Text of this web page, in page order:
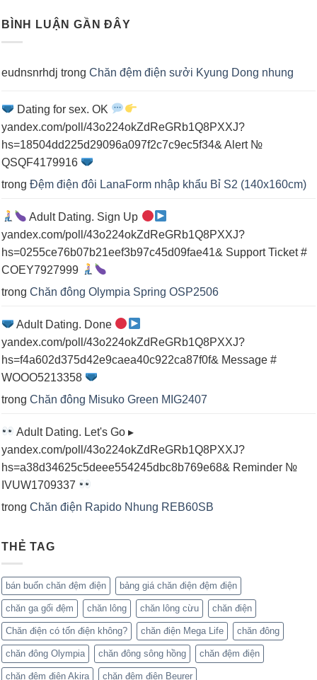
BÌNH LUẬN GẦN ĐÂY
eudnsnrhdj trong Chăn đệm điện sưởi Kyung Dong nhung
Dating for sex. OK
yandex.com/poll/43o224okZdReGRb1Q8PXXJ?
hs=18504dd225d29096a097f2c7c9ec5f34& Alert №
QSQF4179916
trong Đệm điện đôi LanaForm nhập khẩu Bỉ S2 (140x160cm)
Adult Dating. Sign Up
yandex.com/poll/43o224okZdReGRb1Q8PXXJ?
hs=0255ce76b07b21eef3b97c45d09fae41& Support Ticket #
COEY7927999
trong Chăn đông Olympia Spring OSP2506
Adult Dating. Done
yandex.com/poll/43o224okZdReGRb1Q8PXXJ?
hs=f4a602d375d42e9caea40c922ca87f0f& Message #
WOOO5213358
trong Chăn đông Misuko Green MIG2407
Adult Dating. Let's Go ▸
yandex.com/poll/43o224okZdReGRb1Q8PXXJ?
hs=a38d34625c5deee554245dbc8b769e68& Reminder №
IVUW1709337
trong Chăn điện Rapido Nhung REB60SB
THẺ TAG
bán buốn chăn đệm điện bảng giá chăn điện đệm điện
chăn ga gối đệm chăn lông chăn lông cừu chăn điện
Chăn điện có tốn điện không? chăn điện Mega Life chăn đông
chăn đông Olympia chăn đông sông hồng chăn đệm điện
chăn đệm điện Akira chăn đệm điện Beurer